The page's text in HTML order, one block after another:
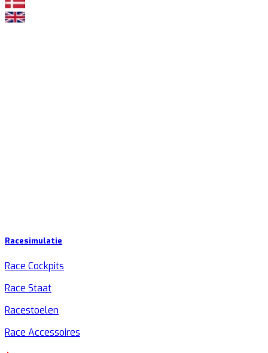
Racesimulatie
Race Cockpits
Race Staat
Racestoelen
Race Accessoires